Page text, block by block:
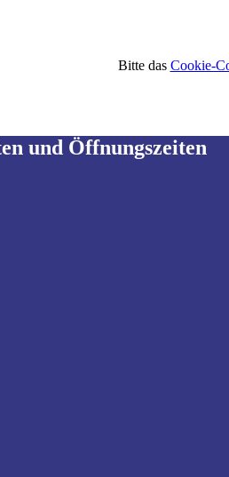
Bitte das Cookie-
und Öffnungszeiten